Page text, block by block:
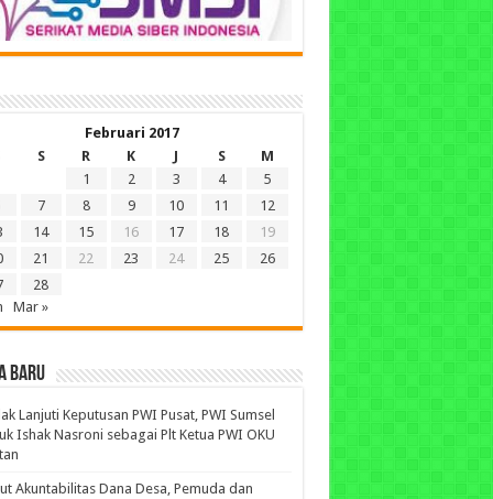
Februari 2017
S R K J S
M
1
2 3 4
5
7 8 9 10 11
12
14 15 16 17 18
19
21 22 23 24 25
26
28
Mar »
BARU
Lanjuti Keputusan PWI Pusat, PWI Sumsel
Ishak Nasroni sebagai Plt Ketua PWI OKU
Akuntabilitas Dana Desa, Pemuda dan